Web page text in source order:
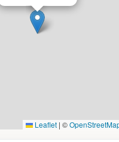
Leaflet | ©